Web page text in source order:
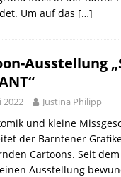
Um auf das […]
Ausstellung
2022 Justina Philipp
und kleine
der Barntener
Cartoons. Seit
Ausstellung